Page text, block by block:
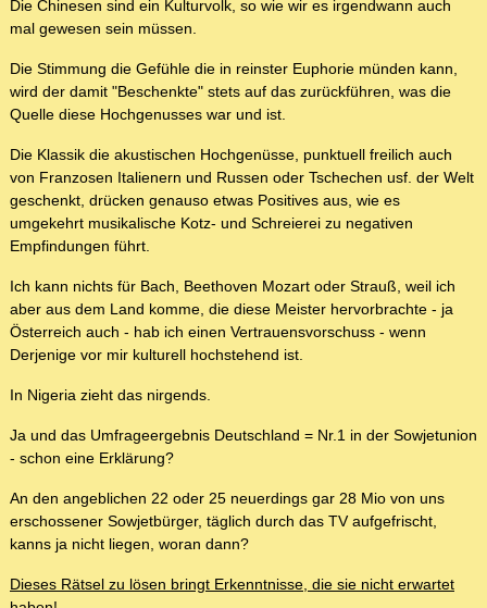
Die Chinesen sind ein Kulturvolk, so wie wir es irgendwann auch
mal gewesen sein müssen.
Die Stimmung die Gefühle die in reinster Euphorie münden kann,
wird der damit "Beschenkte" stets auf das zurückführen, was die
Quelle diese Hochgenusses war und ist.
Die Klassik die akustischen Hochgenüsse, punktuell freilich auch
von Franzosen Italienern und Russen oder Tschechen usf. der Welt
geschenkt, drücken genauso etwas Positives aus, wie es
umgekehrt musikalische Kotz- und Schreierei zu negativen
Empfindungen führt.
Ich kann nichts für Bach, Beethoven Mozart oder Strauß, weil ich
aber aus dem Land komme, die diese Meister hervorbrachte - ja
Österreich auch - hab ich einen Vertrauensvorschuss - wenn
Derjenige vor mir kulturell hochstehend ist.
In Nigeria zieht das nirgends.
Ja und das Umfrageergebnis Deutschland = Nr.1 in der Sowjetunion
- schon eine Erklärung?
An den angeblichen 22 oder 25 neuerdings gar 28 Mio von uns
erschossener Sowjetbürger, täglich durch das TV aufgefrischt,
kanns ja nicht liegen, woran dann?
Dieses Rätsel zu lösen bringt Erkenntnisse, die sie nicht erwartet